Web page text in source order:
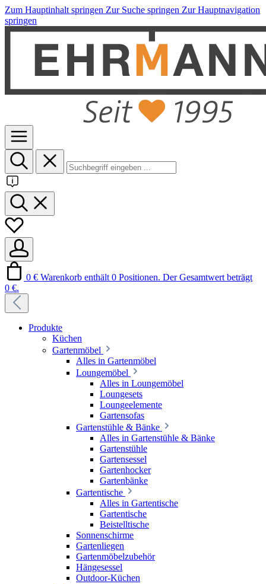
Zum Hauptinhalt springen Zur Suche springen Zur Hauptnavigation
springen
0 € Warenkorb enthält 0 Positionen. Der Gesamtwert beträgt
0 €.
Produkte
Küchen
Gartenmöbel
Alles in Gartenmöbel
Loungemöbel
Alles in Loungemöbel
Loungesets
Loungeelemente
Gartensofas
Gartenstühle & Bänke
Alles in Gartenstühle & Bänke
Gartenstühle
Gartensessel
Gartenhocker
Gartenbänke
Gartentische
Alles in Gartentische
Gartentische
Beistelltische
Sonnenschirme
Gartenliegen
Gartenmöbelzubehör
Hängesessel
Outdoor-Küchen